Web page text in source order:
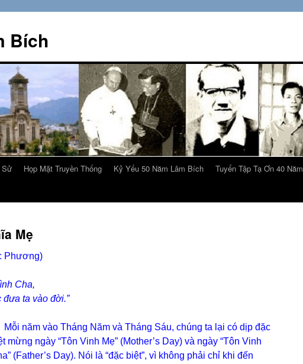
Bích
Sử Họp Mặt Truyền Thống Kỷ Yếu 50 Năm Lâm Bích Tuyển Tập Tạ Ơn 40 Năm
Mẹ
Phương)
Cha,
ta vào đời.”
năm vào Tháng Năm và Tháng Sáu, chúng ta lại có dịp đặc
mừng ngày “Tôn Vinh Mẹ” (Mother’s Day) và ngày “Tôn Vinh
(Father’s Day). Nói là “đặc biệt”, vì không phải chỉ khi đến